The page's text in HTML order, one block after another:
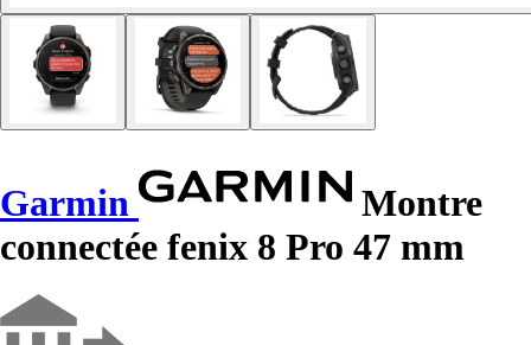
Garmin
Montre
connectée fenix 8 Pro 47 mm